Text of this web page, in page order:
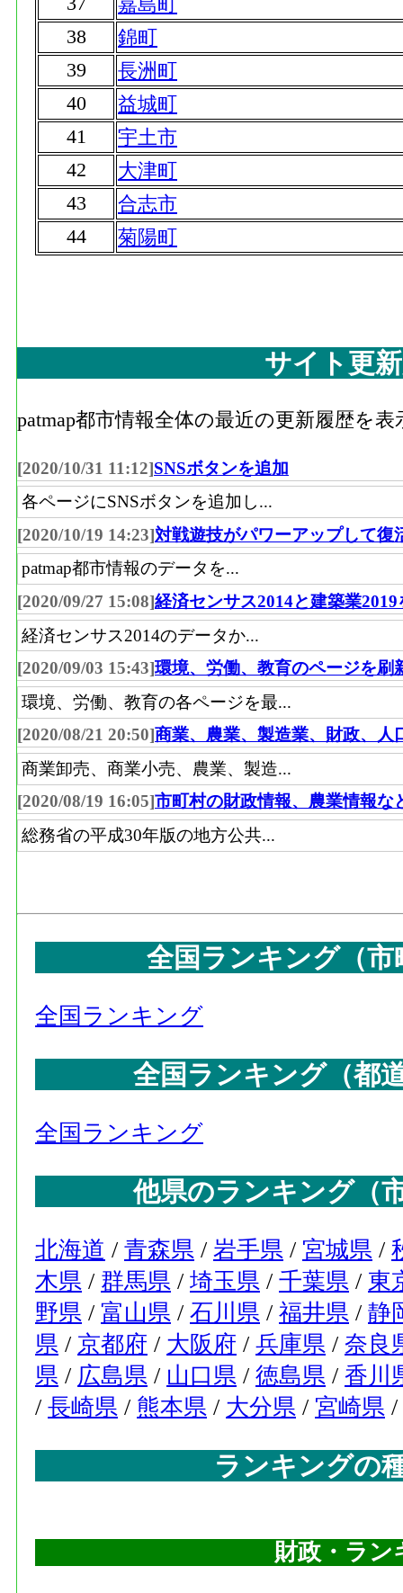
38
錦町
39
長洲町
40
益城町
41
宇土市
42
大津町
43
合志市
44
菊陽町
サイト更
patmap都市情報全体の最近の更新履歴を表
[2020/10/31 11:12]SNSボタンを追加
各ページにSNSボタンを追加し...
[2020/10/19 14:23]対戦遊技がパワーアップして復
patmap都市情報のデータを...
[2020/09/27 15:08]経済センサス2014と建築業2019
経済センサス2014のデータか...
[2020/09/03 15:43]環境、労働、教育のページを刷
環境、労働、教育の各ページを最...
[2020/08/21 20:50]商業、農業、製造業、財政、人
商業卸売、商業小売、農業、製造...
[2020/08/19 16:05]市町村の財政情報、農業情報な
総務省の平成30年版の地方公共...
全国ランキング（
全国ランキング
全国ランキング（都
全国ランキング
他県のランキング（
北海道 / 青森県 / 岩手県 / 宮城県 /
木県 / 群馬県 / 埼玉県 / 千葉県 / 東
野県 / 富山県 / 石川県 / 福井県 / 静
県 / 京都府 / 大阪府 / 兵庫県 / 奈良
県 / 広島県 / 山口県 / 徳島県 / 香川
/ 長崎県 / 熊本県 / 大分県 / 宮崎県 /
ランキングの
財政・ラン